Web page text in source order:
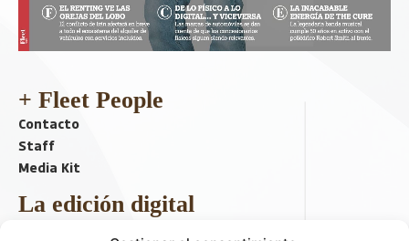
+ Fleet People
Contacto
Staff
Media Kit
La edición digital
Descargar último ejemplar